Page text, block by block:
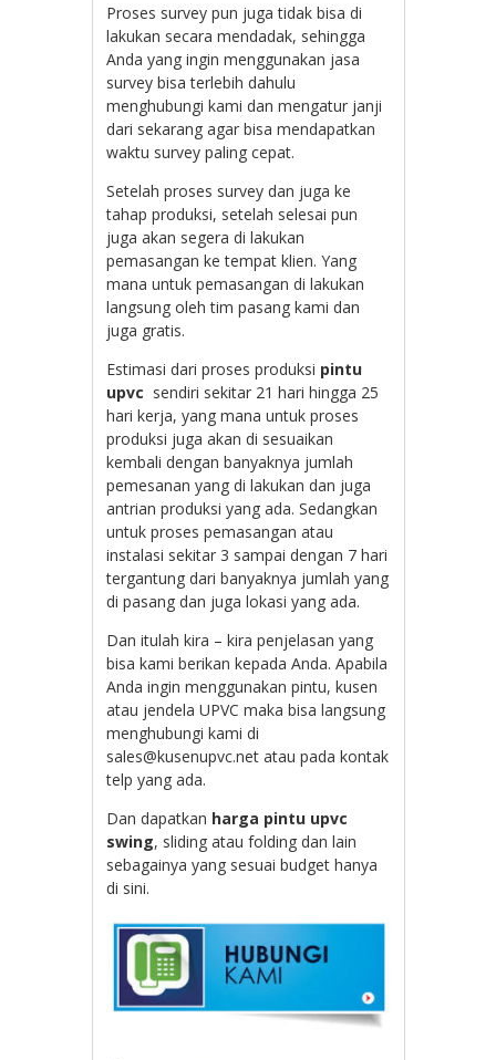
Proses survey pun juga tidak bisa di
lakukan secara mendadak, sehingga
Anda yang ingin menggunakan jasa
survey bisa terlebih dahulu
menghubungi kami dan mengatur janji
dari sekarang agar bisa mendapatkan
waktu survey paling cepat.
Setelah proses survey dan juga ke
tahap produksi, setelah selesai pun
juga akan segera di lakukan
pemasangan ke tempat klien. Yang
mana untuk pemasangan di lakukan
langsung oleh tim pasang kami dan
juga gratis.
Estimasi dari proses produksi pintu
upvc sendiri sekitar 21 hari hingga 25
hari kerja, yang mana untuk proses
produksi juga akan di sesuaikan
kembali dengan banyaknya jumlah
pemesanan yang di lakukan dan juga
antrian produksi yang ada. Sedangkan
untuk proses pemasangan atau
instalasi sekitar 3 sampai dengan 7 hari
tergantung dari banyaknya jumlah yang
di pasang dan juga lokasi yang ada.
Dan itulah kira – kira penjelasan yang
bisa kami berikan kepada Anda. Apabila
Anda ingin menggunakan pintu, kusen
atau jendela UPVC maka bisa langsung
menghubungi kami di
sales@kusenupvc.net atau pada kontak
telp yang ada.
Dan dapatkan harga pintu upvc
swing, sliding atau folding dan lain
sebagainya yang sesuai budget hanya
di sini.